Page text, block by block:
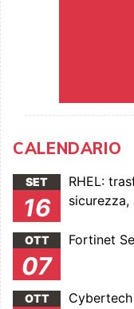
CALENDARIO
SET
16
RHEL:
OTT
07
Fortinet
OTT